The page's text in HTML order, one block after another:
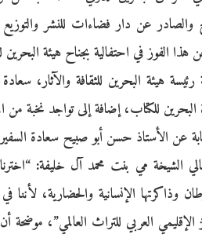
عن دار فضاءات للنشر والتوزيع
هذا الفوز في احتفالية بجناح هيئة
هيئة البحرين للثقافة والآثار،
للكتاب، إضافة إلى تواجد نخبة من
عن الأستاذ حسن أبو صبيح سعادة
الشيخة مي بنت محمد آل خليفة:
وذاكرتها الإنسانية والحضارية، لأننا
العربي للتراث العالمي”، موضحة